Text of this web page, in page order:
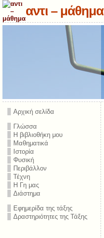
αντι – μάθημα
Αρχική σελίδα
Γλώσσα
Η βιβλιοθήκη μου
Μαθηματικά
Ιστορία
Φυσική
Περιβάλλον
Τέχνη
Η Γη μας
Διάστημα
Εφημερίδα της τάξης
Δραστηριότητες της Τάξης